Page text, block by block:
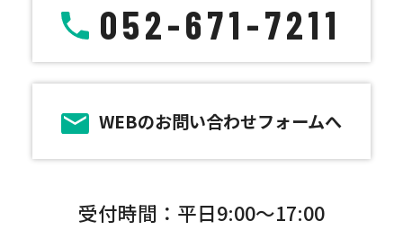
052-671-7211
WEBのお問い合わせフォームへ
受付時間：平日9:00～17:00